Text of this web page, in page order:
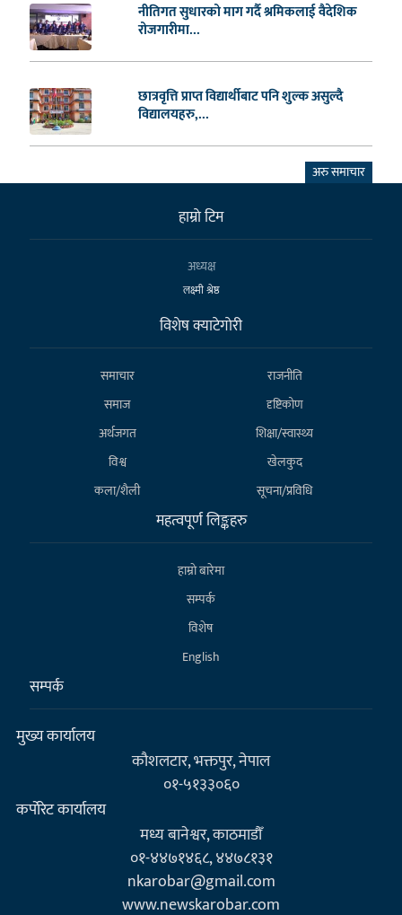
नीतिगत सुधारको माग गर्दै श्रमिकलाई वैदेशिक
रोजगारीमा...
छात्रवृत्ति प्राप्त विद्यार्थीबाट पनि शुल्क असुल्दै
विद्यालयहरु,...
अरु समाचार
हाम्राे टिम
अध्यक्ष
लक्ष्मी श्रेष्ठ
विशेष क्याटेगाेरी
समाचार
राजनीति
समाज
दृष्टिकोण
अर्थजगत
शिक्षा/स्वास्थ्य
विश्व
खेलकुद
कला/शैली
सूचना/प्रविधि
महत्वपूर्ण लिङ्कहरु
हाम्राे बारेमा
सम्पर्क
विशेष
English
सम्पर्क
मुख्य कार्यालय
कौशलटार, भक्तपुर, नेपाल
०१-५१३३०६०
कर्पाेरेट कार्यालय
मध्य बानेश्वर, काठमाडौँ
०१-४४७१४६८, ४४७८१३१
nkarobar@gmail.com
www.newskarobar.com